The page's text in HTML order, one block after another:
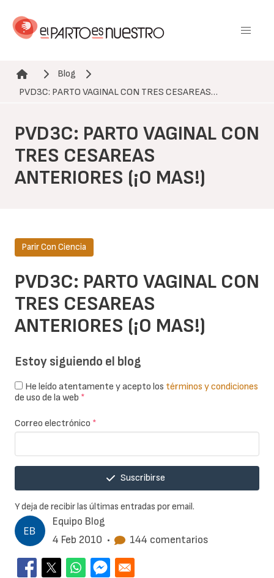
contenido
Ruta de navegación
Blog
PVD3C: PARTO VAGINAL CON TRES CESAREAS…
PVD3C: PARTO VAGINAL CON
TRES CESAREAS
ANTERIORES (¡O MAS!)
Equipo Blog
4 Feb 2010 • 144 comentarios
PVD3C: PARTO VAGINAL CON
TRES CESAREAS
ANTERIORES (¡O MAS!)
Parir Con Ciencia
Estoy siguiendo el blog
He leído atentamente y acepto los términos y condiciones
de uso de la web *
Correo electrónico *
Suscribirse
Y deja de recibir las últimas entradas por email.